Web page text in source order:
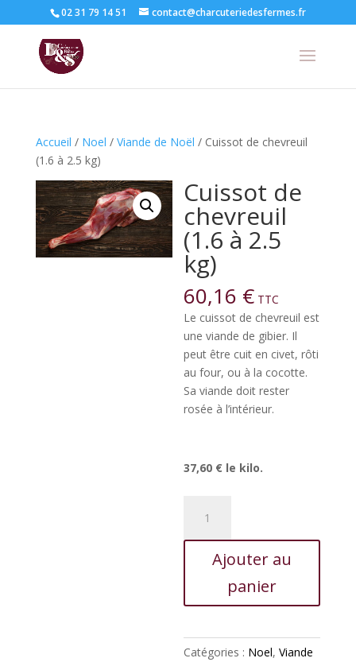
02 31 79 14 51 contact@charcuteriedesfermes.fr
Accueil / Noel / Viande de Noël / Cuissot de chevreuil
(1.6 à 2.5 kg)
Cuissot de
chevreuil
(1.6 à 2.5
kg)
60,16 € TTC
Le cuissot de chevreuil est
une viande de gibier. Il
peut être cuit en civet, rôti
au four, ou à la cocotte.
Sa viande doit rester
rosée à l’intérieur.
37,60 € le kilo.
Cuissot
kg)
Ajouter au
panier
Catégories : Noel,Viande